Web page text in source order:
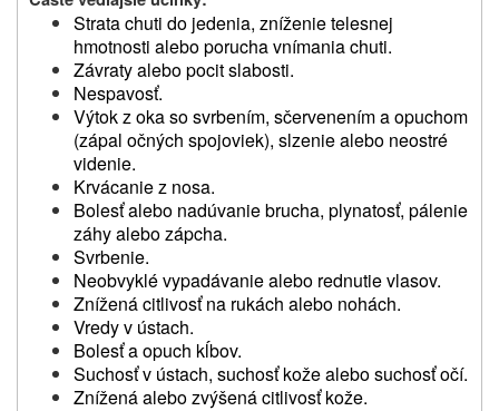
Strata chuti do jedenia, zníženie telesnej
hmotnosti alebo porucha vnímania chuti.
Závraty alebo pocit slabosti.
Nespavosť.
Výtok z oka so svrbením, sčervenením a opuchom
(zápal očných spojoviek), slzenie alebo neostré
videnie.
Krvácanie z nosa.
Bolesť alebo nadúvanie brucha, plynatosť, pálenie
záhy alebo zápcha.
Svrbenie.
Neobvyklé vypadávanie alebo rednutie vlasov.
Znížená citlivosť na rukách alebo nohách.
Vredy v ústach.
Bolesť a opuch kĺbov.
Suchosť v ústach, suchosť kože alebo suchosť očí.
Znížená alebo zvýšená citlivosť kože.